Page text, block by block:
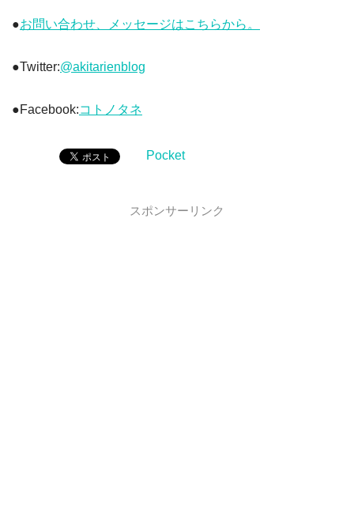
●お問い合わせ、メッセージはこちらから。
●Twitter:@akitarienblog
●Facebook:コトノタネ
Pocket
スポンサーリンク